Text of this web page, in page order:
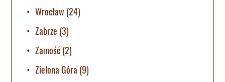
Wrocław (24)
Zabrze (3)
Zamość(2)
Zielona Góra (9)